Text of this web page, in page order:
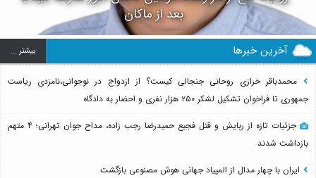
بعد از ماکان
آخرین خبرها بيشتر ...
محمدباقر خرازی روحانی جنجالی کیست؟ از ازدواج در نوجوانی،نامزدی ریاست
جمهوری تا فراخوان تشکیل لشکر ۲۵۰ هزار نفری و احضار به دادگاه
جزئیات تازه از ربایش و قتل فجیع حمیدرضا رجب زاده، مداح جوان تهرانی؛ ۴ متهم
بازداشت شدند
ایران با چهار مدال از المپیاد جهانی هوش مصنوعی بازگشت